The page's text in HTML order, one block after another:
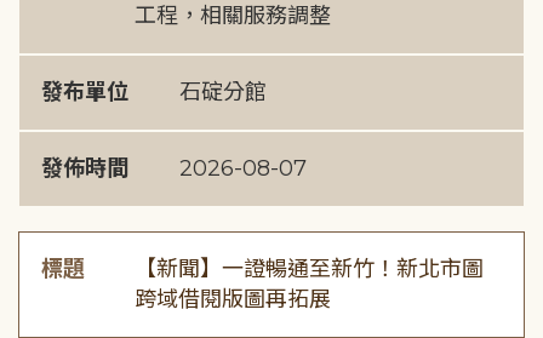
工程，相關服務調整
發布單位 石碇分館
發佈時間 2026-08-07
標題
【新聞】一證暢通至新竹！新北市圖
跨域借閱版圖再拓展